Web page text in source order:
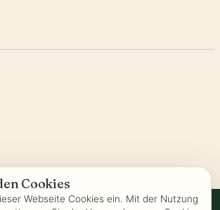
Cookies
Webseite Cookies ein. Mit der Nutzung